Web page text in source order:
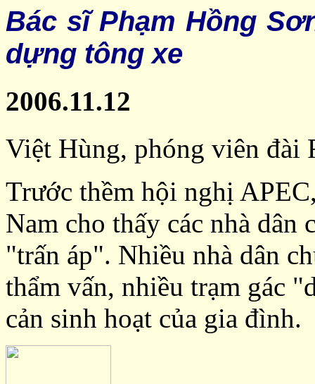
Bác sĩ Phạm Hồng
dựng tông xe
2006.11.12
Việt Hùng, phóng viên đài
Trước thềm hội nghị
Nam cho thấy các nhà
"trấn áp". Nhiều nhà dân
thẩm vấn, nhiều trạm gác
cản sinh hoạt của gia đình.